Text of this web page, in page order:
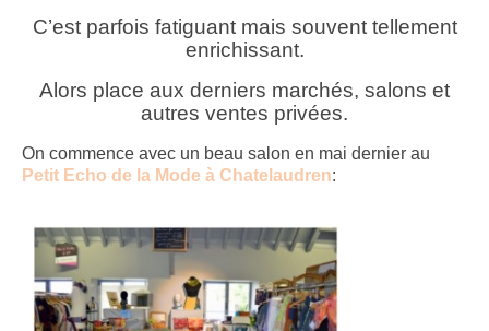
C’est parfois fatiguant mais souvent tellement
enrichissant.
Alors place aux derniers marchés, salons et
autres ventes privées.
On commence avec un beau salon en mai dernier au
Petit Echo de la Mode à Chatelaudren: